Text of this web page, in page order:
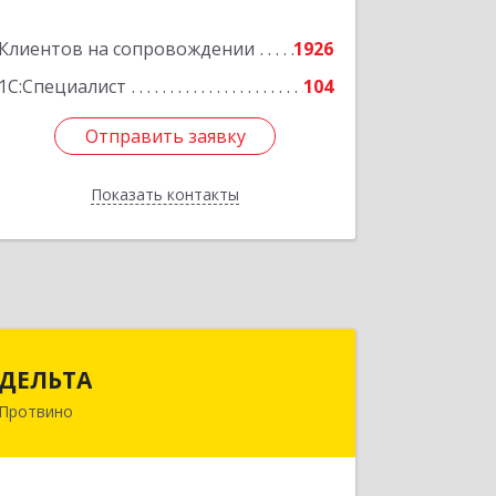
Клиентов на сопровождении
1926
1С:Специалист
104
Отправить заявку
Показать контакты
Отправить заявку
Назад
ДЕЛЬТА
Протвино
142281, Московская обл, Протвино г,